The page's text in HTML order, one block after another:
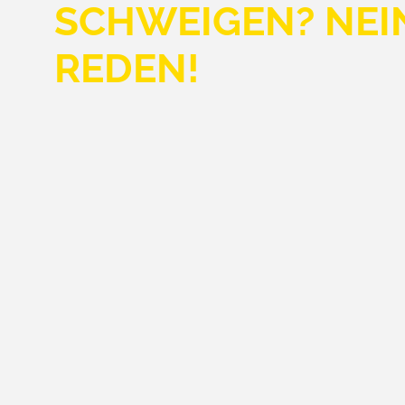
SCHWEIGEN?
REDEN!